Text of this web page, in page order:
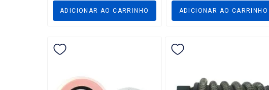
ADICIONAR AO CARRINHO ADICIONAR AO CARRINHO